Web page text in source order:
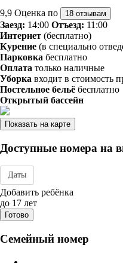
9,9 Оценка по 18 отзывам
Заезд: 14:00 Отъезд: 11:00
Интернет (бесплатно)
Курение (в специально
Парковка бесплатно
Оплата только наличные
Уборка входит в стоимость
Постельное бельё бесплатно
Открытый бассейн
Показать на карте
Доступные номера на
Даты
Дата заезда - отъезда
Добавить ребёнка
до 17 лет
Готово
Семейный номер